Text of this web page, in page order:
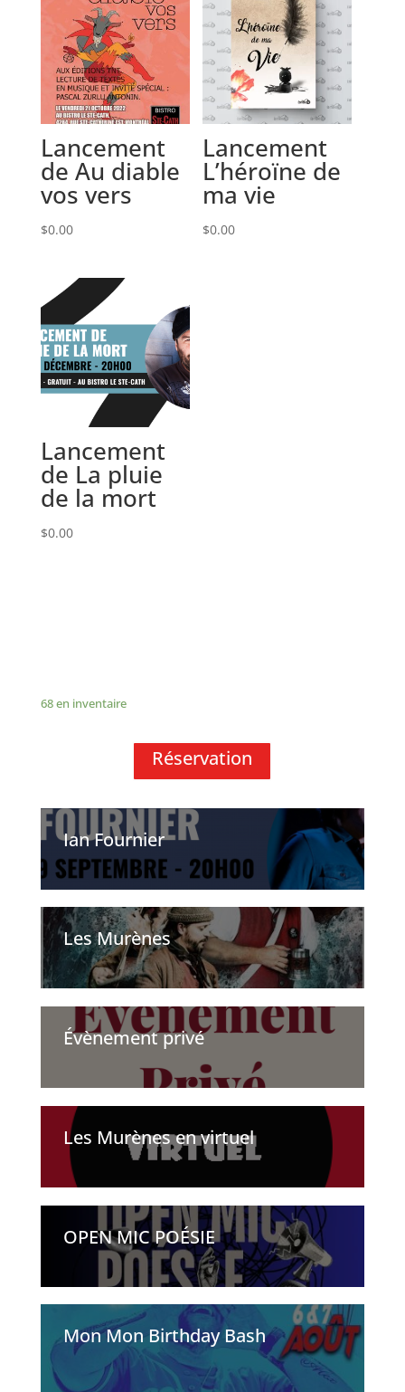
Lancement
de Au diable
vos vers
$0.00
Lancement
L’héroïne de
ma vie
$0.00
Lancement
de La pluie
de la mort
$0.00
68 en inventaire
Réservation
Ian Fournier
Les Murènes
Évènement privé
Les Murènes en virtuel
OPEN MIC POÉSIE
Mon Mon Birthday Bash